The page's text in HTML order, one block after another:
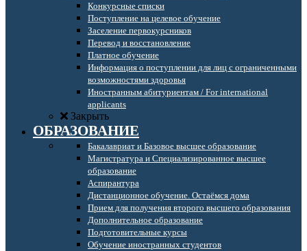
Конкурсные списки
Поступление на целевое обучение
Заселение первокурсников
Перевод и восстановление
Платное обучение
Информация о поступлении для лиц с ограниченными
возможностями здоровья
Иностранным абитуриентам / For international
applicants
Закрыть
ОБРАЗОВАНИЕ
Бакалавриат и Базовое высшее образование
Магистратура и Специализированное высшее
образование
Аспирантура
Дистанционное обучение. Остаёмся дома
Прием для получения второго высшего образования
Дополнительное образование
Подготовительные курсы
Обучение иностранных студентов